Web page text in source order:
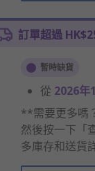
訂單超過
暫時缺貨
從 2026年
**需要更多嗎
然後按一下「
多庫存和送貨